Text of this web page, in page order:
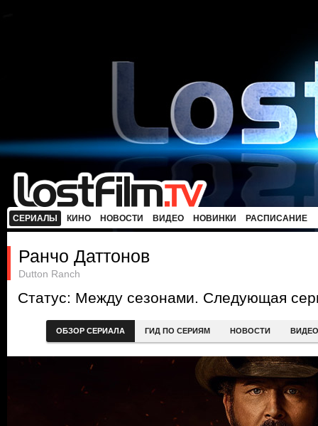
СЕРИАЛЫ КИНО НОВОСТИ ВИДЕО НОВИНКИ РАСПИСАНИЕ
Ранчо Даттонов
Dutton Ranch
Статус: Между сезонами. Следующая
ОБЗОР СЕРИАЛА ГИД ПО СЕРИЯМ НОВОСТИ ВИДЕО